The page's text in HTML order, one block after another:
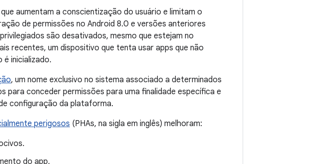
aumentam a conscientização do usuário e limitam o
de permissões no Android 8.0 e versões anteriores
são desativados, mesmo que estejam no
recentes, um dispositivo que tenta usar apps que não
inicializado.
, um nome exclusivo no sistema associado a determinados
para conceder permissões para uma finalidade específica e
configuração da plataforma.
perigosos (PHAs, na sigla em inglês) melhoram:
do app.